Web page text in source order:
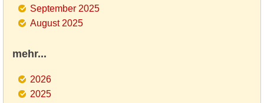
September 2025
August 2025
mehr...
2026
2025